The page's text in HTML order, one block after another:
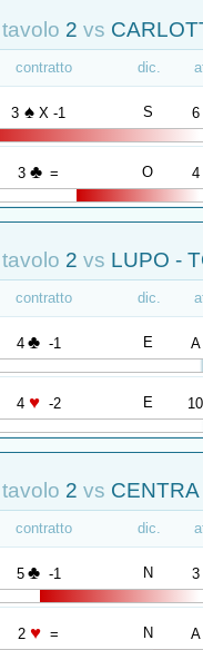
tavolo 2 vs
contratto dic.
3 ♠ X -1 S 6
3 ♣ = O 4
tavolo 2 vs LUPO -
contratto dic.
4 ♣ -1 E A
4 ♥ -2 E 10
tavolo 2 vs
contratto dic.
5 ♣ -1 N 3
2 ♥ = N A